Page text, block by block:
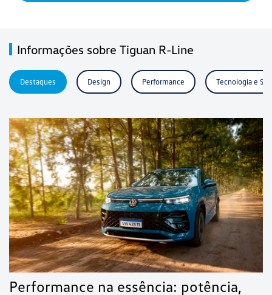
Informações sobre Tiguan R-Line
Destaques Design Performance Tecnologia e
Performance na essência: potência,